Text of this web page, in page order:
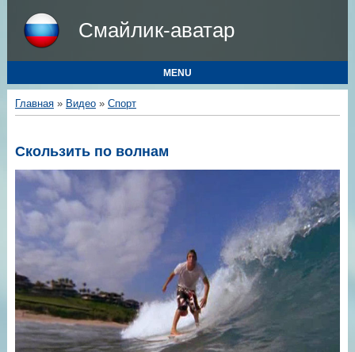
Смайлик-аватар
MENU
Главная» Видео» Спорт
Скользить по волнам